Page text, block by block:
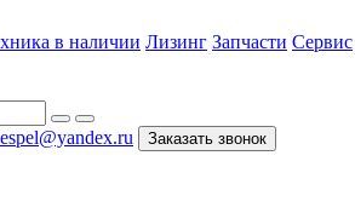
в наличии Лизинг Запчасти Сервис
Заказать звонок